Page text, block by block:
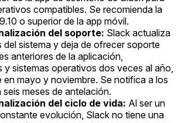
compatibles. Se recomienda la
o superior de la app móvil.
del soporte: Slack actualiza
del sistema y deja de ofrecer soporte
anteriores de la aplicación,
y sistemas operativos dos veces al año,
en mayo y noviembre. Se notifica a los
meses de antelación.
del ciclo de vida: Al ser un
evolución, Slack no tiene una